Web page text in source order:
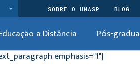
SOBRE O UNASP BLOG
a Distância Pós-
emphasis="1"]